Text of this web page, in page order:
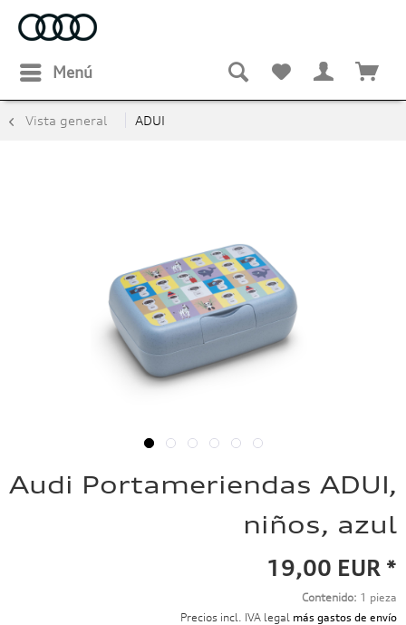
Menú
Vista general ADUI
Audi Portameriendas ADUI,
niños, azul
19,00 EUR *
Contenido: 1 pieza
Precios incl. IVA legal más gastos de envío